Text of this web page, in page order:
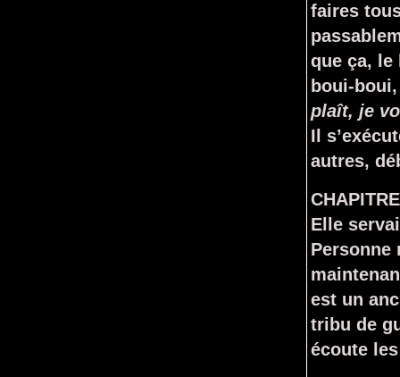
faires
que ça, le
boui-
plaît, je
Il
autres,
Elle
Personne
est un
tribu de
écoute